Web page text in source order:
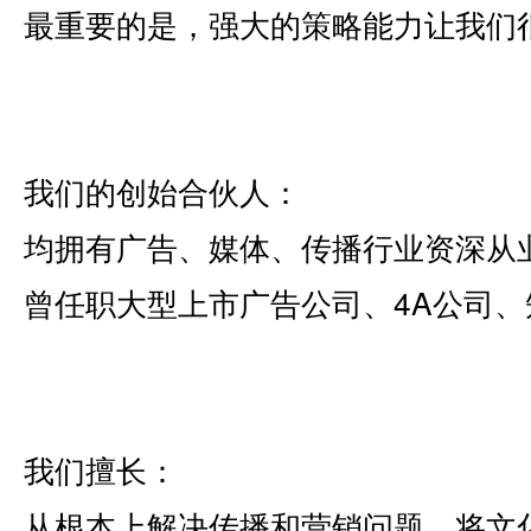
最重要的是，强大的策略能力让我
我们的创始合伙人：
均拥有广告、媒体、传播行业资深从
曾任职大型上市广告公司、4A公司
我们擅长：